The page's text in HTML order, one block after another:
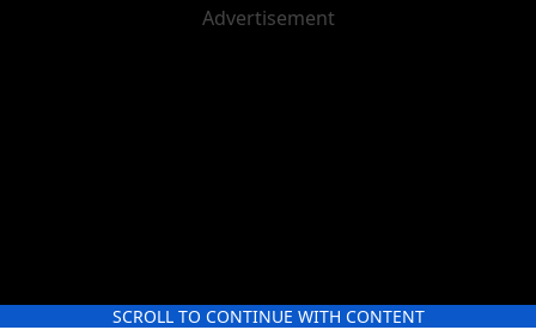
SCROLL TO CONTINUE WITH CONTENT